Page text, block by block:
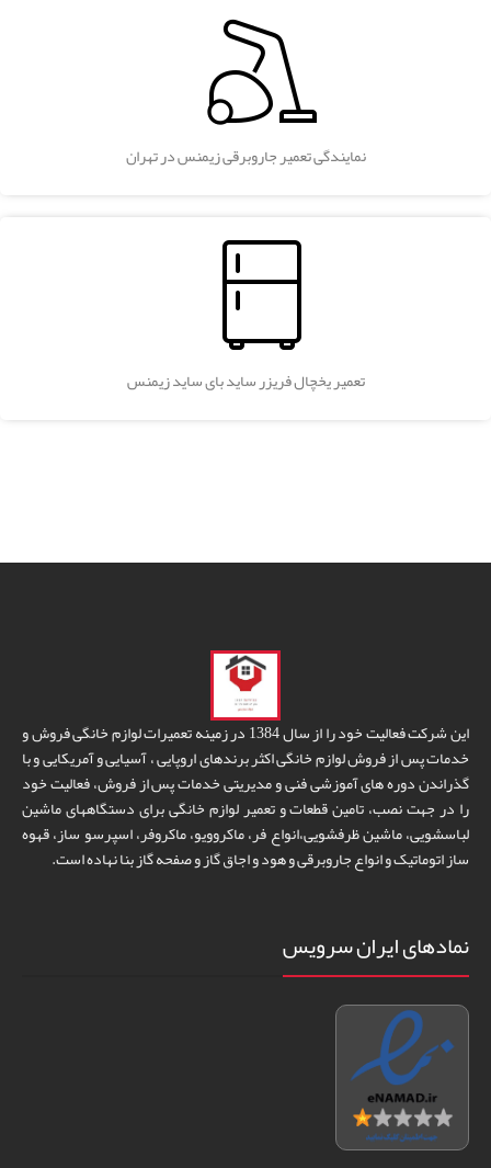
نمایندگی تعمیر جاروبرقی زیمنس در تهران
تعمیر یخچال فریزر ساید بای ساید زیمنس
این شرکت فعالیت خود را از سال 1384 در زمینه تعمیرات لوازم خانگی فروش و
خدمات پس از فروش لوازم خانگی اکثر برندهای اروپایی ، آسیایی و آمریکایی و با
گذراندن دوره های آموزشی فنی و مدیریتی خدمات پس از فروش، فعالیت خود
را در جهت نصب، تامین قطعات و تعمیر لوازم خانگی برای دستگاههای ماشین
لباسشویی، ماشین ظرفشویی،انواع فر، ماکروویو، ماکروفر، اسپرسو ساز، قهوه
ساز اتوماتیک و انواع جاروبرقی و هود و اجاق گاز و صفحه گاز بنا نهاده است.
نمادهای ایران سرویس